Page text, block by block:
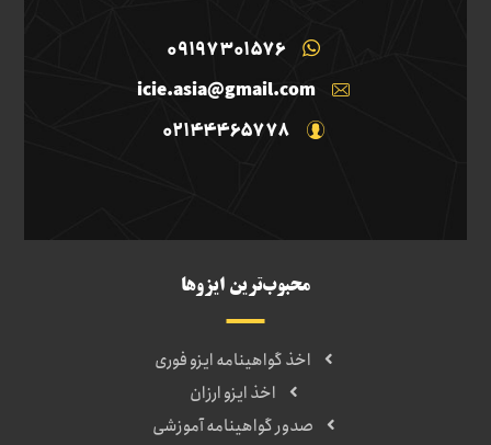
09197301576
icie.asia@gmail.com
02144465778
محبوب‌ترین ایزوها
اخذ گواهینامه ایزو فوری
اخذ ایزو ارزان
صدور گواهینامه آموزشی